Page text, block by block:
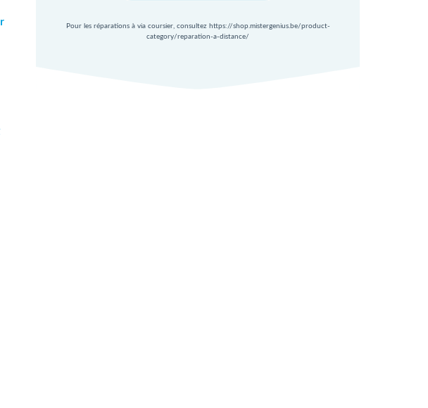
Pour les réparations à via coursier, consultez https://shop.mistergenius.be/product-
category/reparation-a-distance/